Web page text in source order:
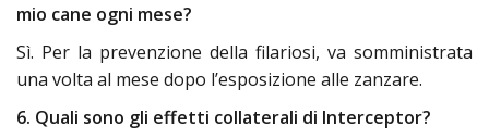
mio cane ogni mese?
Sì. Per la prevenzione della filariosi, va somministrata
una volta al mese dopo l’esposizione alle zanzare.
6. Quali sono gli effetti collaterali di Interceptor?